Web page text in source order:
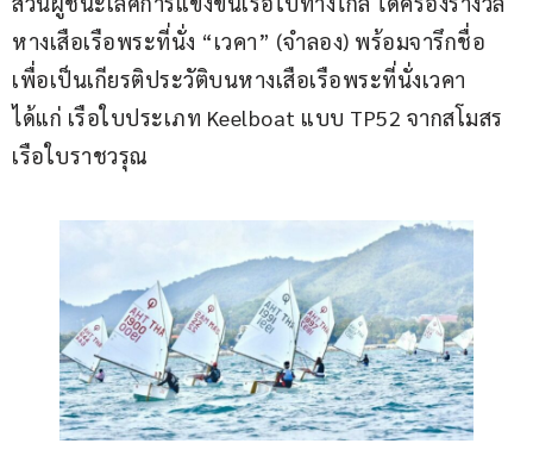
หางเสือเรือพระที่นั่ง “เวคา” (จำลอง) พร้อมจารึกชื่อ
เพื่อเป็นเกียรติประวัติบนหางเสือเรือพระที่นั่งเวคา
ได้แก่ เรือใบประเภท Keelboat แบบ TP52 จากสโมสร
เรือใบราชวรุณ